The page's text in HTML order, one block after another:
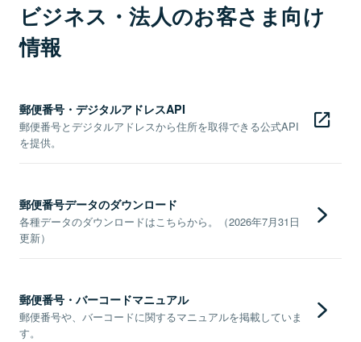
ビジネス・法人のお客さま向け
情報
郵便番号・デジタルアドレスAPI
郵便番号とデジタルアドレスから住所を取得できる公式API
を提供。
郵便番号データのダウンロード
各種データのダウンロードはこちらから。（2026年7月31日
更新）
郵便番号・バーコードマニュアル
郵便番号や、バーコードに関するマニュアルを掲載していま
す。